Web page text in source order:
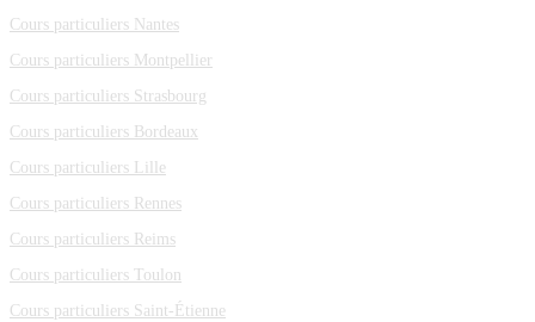
Cours particuliers Nantes
Cours particuliers Montpellier
Cours particuliers Strasbourg
Cours particuliers Bordeaux
Cours particuliers Lille
Cours particuliers Rennes
Cours particuliers Reims
Cours particuliers Toulon
Cours particuliers Saint-Étienne